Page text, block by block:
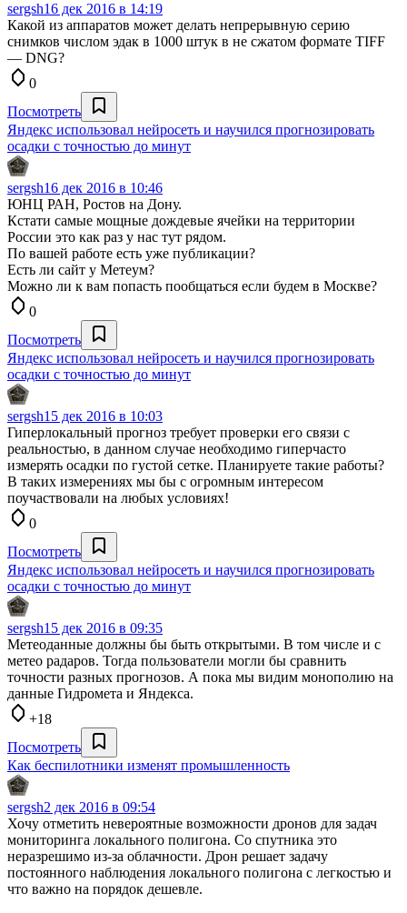
sergsh16 дек 2016 в 14:19
Какой из аппаратов может делать непрерывную серию
снимков числом эдак в 1000 штук в не сжатом формате TIFF
— DNG?
0
Посмотреть
Яндекс использовал нейросеть и научился прогнозировать
осадки с точностью до минут
sergsh16 дек 2016 в 10:46
ЮНЦ РАН, Ростов на Дону.
Кстати самые мощные дождевые ячейки на территории
России это как раз у нас тут рядом.
По вашей работе есть уже публикации?
Есть ли сайт у Метеум?
Можно ли к вам попасть пообщаться если будем в Москве?
0
Посмотреть
Яндекс использовал нейросеть и научился прогнозировать
осадки с точностью до минут
sergsh15 дек 2016 в 10:03
Гиперлокальный прогноз требует проверки его связи с
реальностью, в данном случае необходимо гиперчасто
измерять осадки по густой сетке. Планируете такие работы?
В таких измерениях мы бы с огромным интересом
поучаствовали на любых условиях!
0
Посмотреть
Яндекс использовал нейросеть и научился прогнозировать
осадки с точностью до минут
sergsh15 дек 2016 в 09:35
Метеоданные должны бы быть открытыми. В том числе и с
метео радаров. Тогда пользователи могли бы сравнить
точности разных прогнозов. А пока мы видим монополию на
данные Гидромета и Яндекса.
+18
Посмотреть
Как беспилотники изменят промышленность
sergsh2 дек 2016 в 09:54
Хочу отметить невероятные возможности дронов для задач
мониторинга локального полигона. Со спутника это
неразрешимо из-за облачности. Дрон решает задачу
постоянного наблюдения локального полигона с легкостью и
что важно на порядок дешевле.